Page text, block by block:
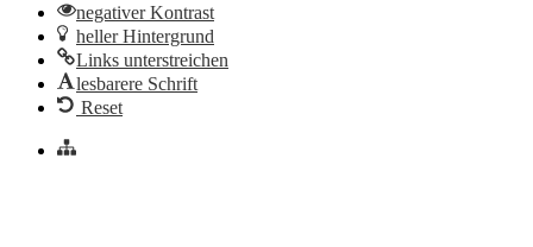
negativer Kontrast
heller Hintergrund
Links unterstreichen
lesbarere Schrift
Reset